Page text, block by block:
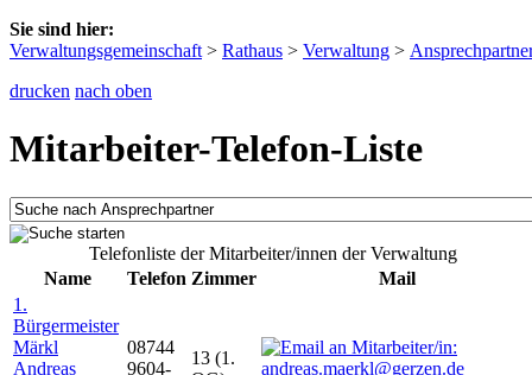
Sie sind hier:
Verwaltungsgemeinschaft > Rathaus > Verwaltung >
drucken nach oben
Mitarbeiter-Telefon-Liste
Telefonliste der Mitarbeiter/innen der Verwaltung
Name
Telefon Zimmer
Mail
1.
Bürgermeister
Märkl
Andreas
08744
9604-
13 (1.